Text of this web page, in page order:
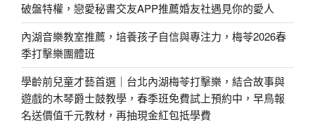
破盤特權，戀愛秘書交友APP推薦婚友社遇見你的愛人
內湖音樂教室推薦，培養孩子自信與專注力，梅苓2026春
季打擊樂團體班
學齡前兒童才藝首選｜台北內湖梅苓打擊樂，結合故事與
遊戲的木琴爵士鼓教學，春季班免費試上預約中，早鳥報
名送價值千元教材，再抽現金紅包抵學費